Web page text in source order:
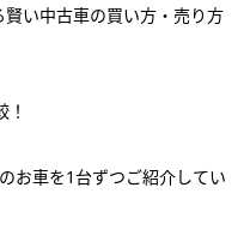
い中古車の買い方・売り方
お車を1台ずつご紹介してい